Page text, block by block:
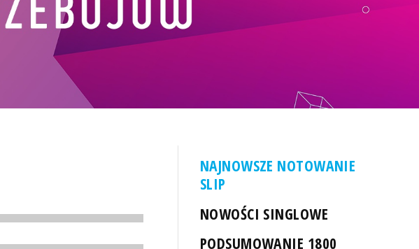
NAJNOWSZE NOTOWANIE
SLIP
NOWOŚCI SINGLOWE
PODSUMOWANIE 1800